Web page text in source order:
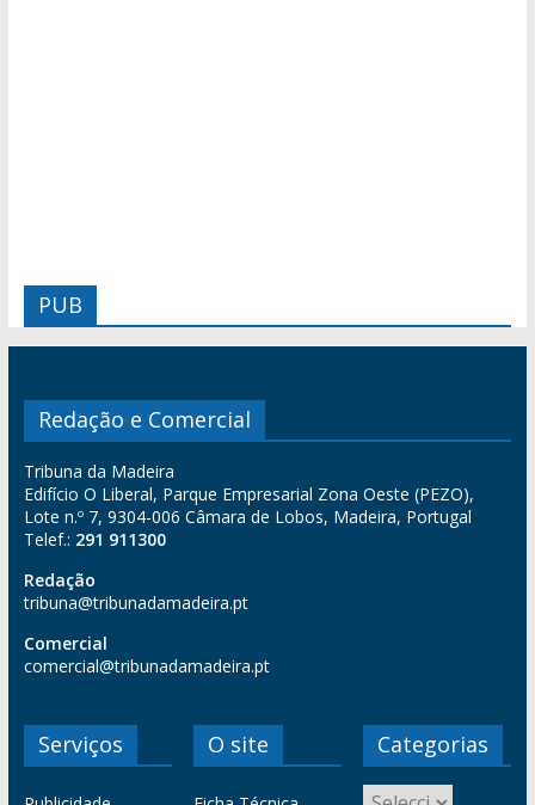
PUB
Redação e Comercial
Tribuna da Madeira
Edifício O Liberal, Parque Empresarial Zona Oeste (PEZO),
Lote n.º 7, 9304-006 Câmara de Lobos, Madeira, Portugal
Telef.: 291 911300
Redação
tribuna@tribunadamadeira.pt
Comercial
comercial@tribunadamadeira.pt
Serviços O site Categorias